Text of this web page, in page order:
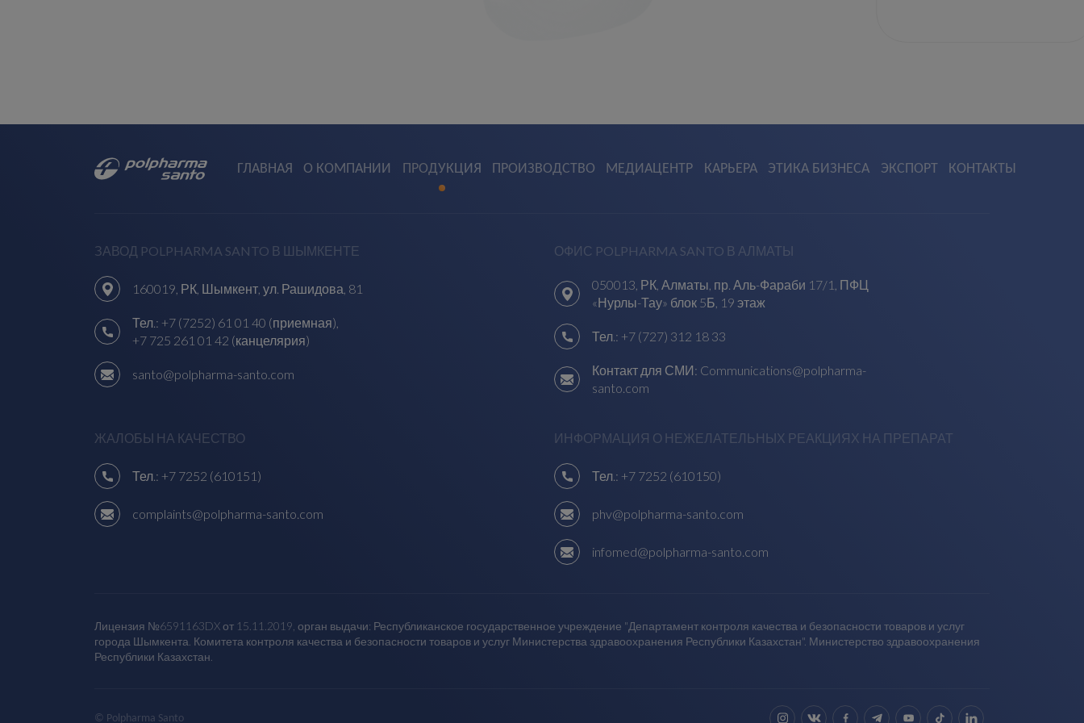
ГЛАВНАЯ О КОМПАНИИ ПРОДУКЦИЯ ПРОИЗВОДСТВО МЕДИАЦЕНТР КАРЬЕРА ЭТИКА БИЗНЕСА ЭКСПОРТ КОНТАКТЫ
ЗАВОД POLPHARMA SANTO В ШЫМКЕНТЕ
160019, РК, Шымкент, ул. Рашидова, 81
Тел.: +7 (7252) 61 01 40 (приемная)
+7 725 261 01 42 (канцелярия)
santo@polpharma-santo.com
ОФИС POLPHARMA SANTO В АЛМАТЫ
050013, РК, Алматы, пр. Аль-Фараби 17/1, ПФЦ
«Нурлы-Тау» блок 5Б, 19 этаж
Тел.: +7 (727) 312 18 33
Контакт для СМИ: Communications@polpharma-
santo.com
ЖАЛОБЫ НА КАЧЕСТВО
Тел.: +7 7252 (610151)
complaints@polpharma-santo.com
ИНФОРМАЦИЯ О НЕЖЕЛАТЕЛЬНЫХ РЕАКЦИЯХ НА ПРЕПАРАТ
Тел.: +7 7252 (610150)
phv@polpharma-santo.com
infomed@polpharma-santo.com
Лицензия №6591163DX от 15.11.2019, орган выдачи: Республиканское государственное учреждение "Департамент контроля качества и безопасности товаров и услуг
города Шымкента. Комитета контроля качества и безопасности товаров и услуг Министерства здравоохранения Республики Казахстан". Министерство здравоохранения
Республики Казахстан.
© Polpharma Santo